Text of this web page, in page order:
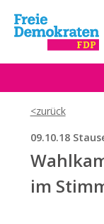
09.10.18
im